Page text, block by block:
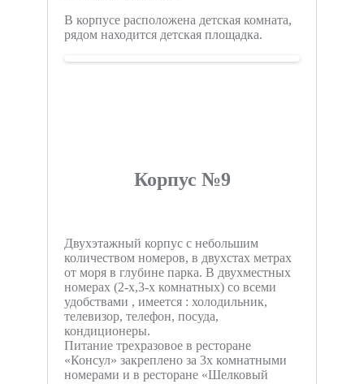
В корпусе расположена детская комната,
рядом находится детская площадка.
Корпус №9
Двухэтажный корпус с небольшим
количеством номеров, в двухстах метрах
от моря в глубине парка. В двухместных
номерах (2-х,3-х комнатных) со всеми
удобствами , имеется : холодильник,
телевизор, телефон, посуда,
кондиционеры.
Питание трехразовое в ресторане
«Консул» закреплено за 3х комнатными
номерами и в ресторане «Шелковый